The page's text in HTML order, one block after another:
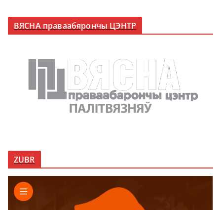
ВЯСНА праваабярончы ЦЭНТР
ZUBR